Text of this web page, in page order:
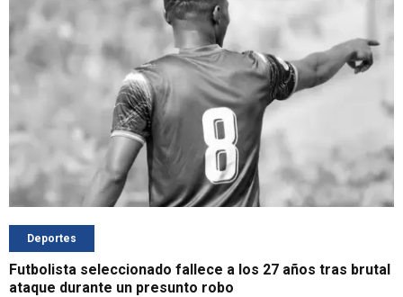
Deportes
Futbolista seleccionado fallece a los 27 años tras brutal
ataque durante un presunto robo